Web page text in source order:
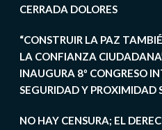
CERRADA DOLORES
“CONSTRUIR LA PAZ
LA CONFIANZA
INAUGURA 8º CONGRESO
SEGURIDAD Y PROXIMIDAD
NO HAY CENSURA; EL